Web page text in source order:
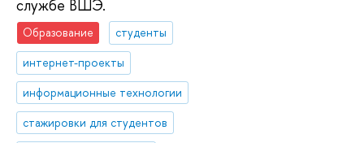
службе ВШЭ.
Образование
студенты
интернет-проекты
информационные технологии
стажировки для студентов